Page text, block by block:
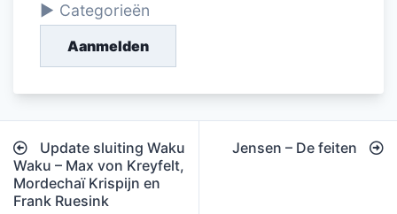
Categorieën
Aanmelden
Bericht
navigatie
Update sluiting Waku
Waku – Max von Kreyfelt,
Mordechaï Krispijn en
Frank Ruesink
Jensen – De feiten